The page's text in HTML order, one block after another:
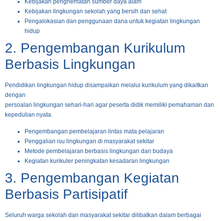
Kebijakan lingkungan sekolah yang bersih dan sehat
Pengalokasian dan penggunaan dana untuk kegiatan lingkungan
hidup
2. Pengembangan Kurikulum
Berbasis Lingkungan
Pendidikan lingkungan hidup disampaikan melalui kurikulum yang dikaitkan
dengan
persoalan lingkungan sehari-hari agar peserta didik memiliki pemahaman dan
kepedulian nyata.
Pengembangan pembelajaran lintas mata pelajaran
Penggalian isu lingkungan di masyarakat sekitar
Metode pembelajaran berbasis lingkungan dan budaya
Kegiatan kurikuler peningkatan kesadaran lingkungan
3. Pengembangan Kegiatan
Berbasis Partisipatif
Seluruh warga sekolah dan masyarakat sekitar dilibatkan dalam berbagai